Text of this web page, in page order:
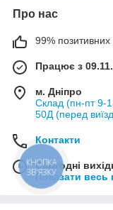
Про нас
99% позитивних
Працює з
м. Дніпро
Склад (пн-пт 9-
50Д (перед
Контакти
Сьогодні
Показати весь
КНОПКА
ЗВ'ЯЗКУ